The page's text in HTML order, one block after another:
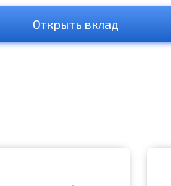
Открыть вклад